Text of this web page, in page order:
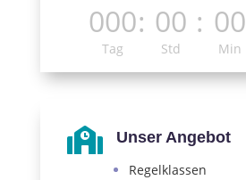
000
Tag
: 00
Std
: 00
Min
 Unser Angebot
Regelklassen